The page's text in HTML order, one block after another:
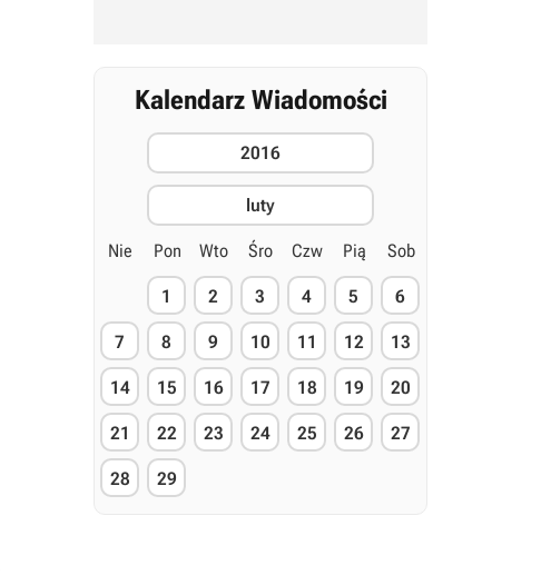
Kalendarz Wiadomości
2016
luty
Nie Pon Wto Śro Czw Pią Sob
1 2 3 4 5 6
7 8 9 10 11 12 13
14 15 16 17 18 19 20
21 22 23 24 25 26 27
28 29